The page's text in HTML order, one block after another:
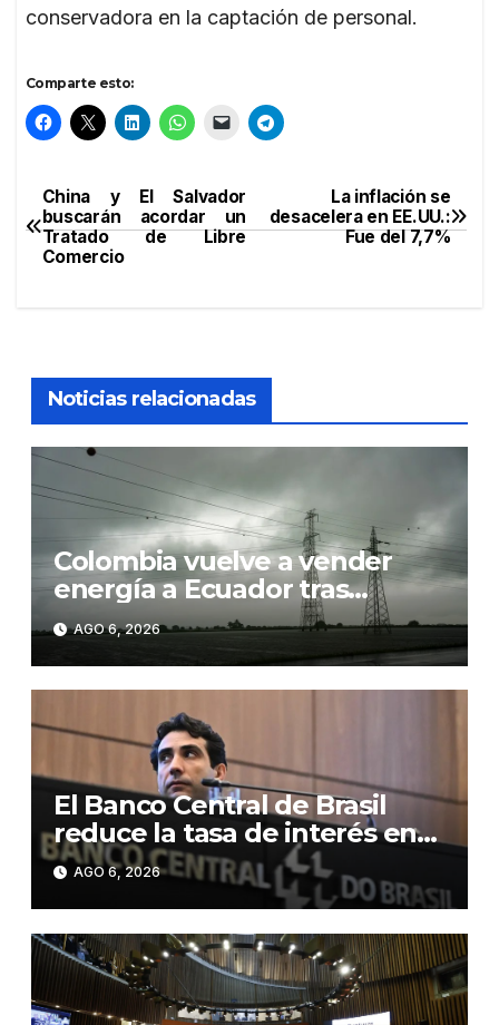
conservadora en la captación de personal.
Comparte esto:
Navegación
de
La inflación se
desacelera en EE.UU.:
Fue del 7,7%
China y El Salvador
buscarán acordar un
Tratado de Libre
Comercio
Noticias relacionadas
Colombia vuelve a vender
energía a Ecuador tras
suspender la exportación por
los aranceles
AGO 6, 2026
El Banco Central de Brasil
reduce la tasa de interés en
0,25 puntos, hasta el 14,0 %
anual
AGO 6, 2026